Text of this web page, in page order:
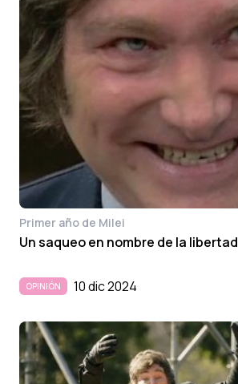
Primer año de Milei
Un saqueo en nombre de la libertad
OPINIÓN 10 dic 2024